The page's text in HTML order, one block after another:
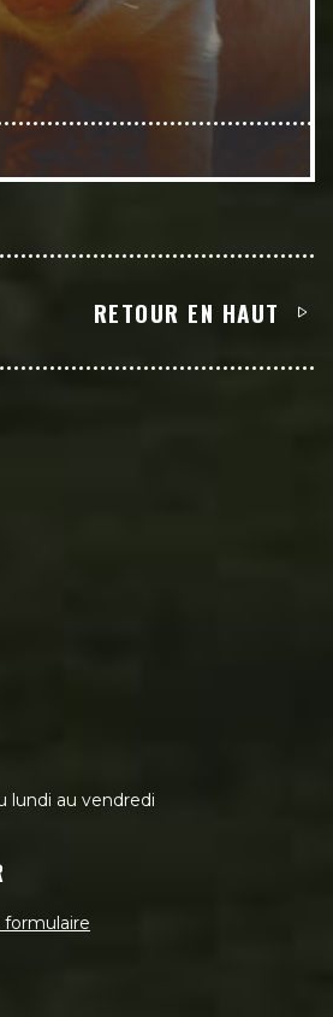
RETOUR EN HAUT
lundi au vendredi